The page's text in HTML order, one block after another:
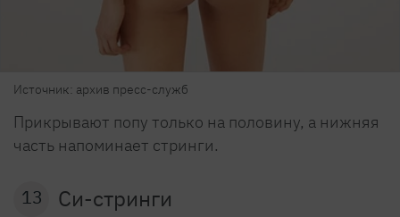
Источник: архив пресс-служб
Прикрывают попу только на половину, а нижняя
часть напоминает стринги.
13 Си-стринги